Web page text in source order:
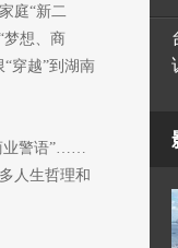
庭“新二
梦想、商
穿越”到湖南
业警语”……
人生哲理和